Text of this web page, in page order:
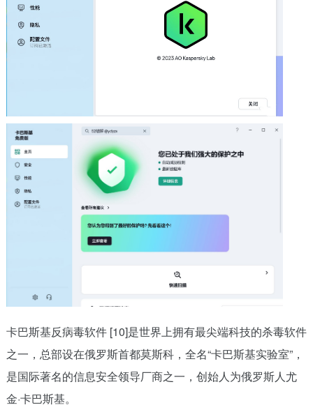
卡巴斯基反病毒软件 [10]是世界上拥有最尖端科技的杀毒软件
之一，总部设在俄罗斯首都莫斯科，全名“卡巴斯基实验室”，
是国际著名的信息安全领导厂商之一，创始人为俄罗斯人尤
金·卡巴斯基。